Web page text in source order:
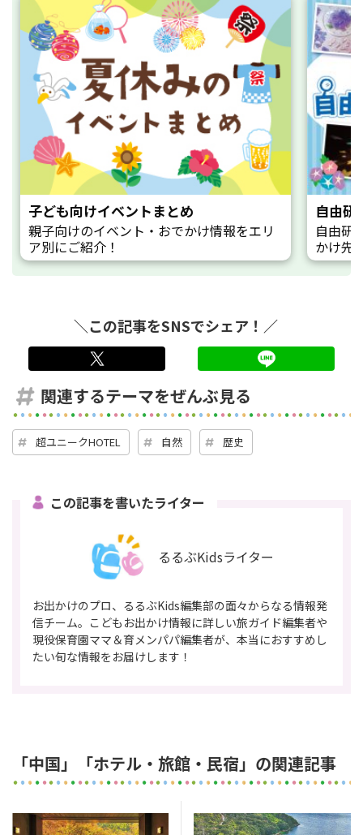
子ども向けイベントまとめ
親子向けのイベント・おでかけ情報をエリ
ア別にご紹介！
自由研
自由研
かけ先
＼この記事をSNSでシェア！／
関連するテーマをぜんぶ見る
超ユニークHOTEL 自然 歴史
この記事を書いたライター
るるぶKidsライター
お出かけのプロ、るるぶKids編集部の面々からなる情報発
信チーム。こどもお出かけ情報に詳しい旅ガイド編集者や
現役保育園ママ＆育メンパパ編集者が、本当におすすめし
たい旬な情報をお届けします！
「中国」「ホテル・旅館・民宿」の関連記事